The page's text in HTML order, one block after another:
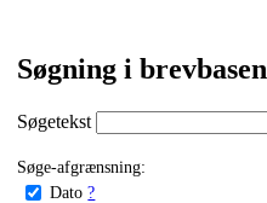
Søgning i brevbasen
Søgetekst
Søge-afgrænsning:
Dato ?